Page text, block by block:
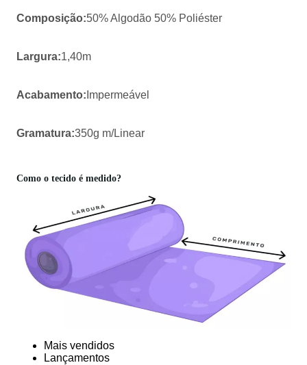
Composição:50% Algodão 50% Poliéster
Largura:1,40m
Acabamento: Impermeável
Gramatura:350g m/Linear
Como o tecido é medido?
Mais vendidos
Lançamentos